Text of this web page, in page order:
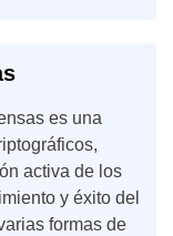
es una
activa de los
y éxito del
formas de